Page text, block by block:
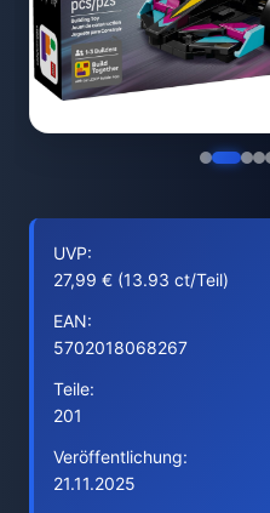
UVP:
27,99 € (13.93 ct/Teil)
EAN:
5702018068267
Teile:
201
Veröffentlichung:
21.11.2025